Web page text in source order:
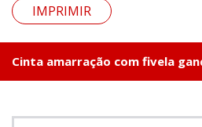
IMPRIMIR
Cinta amarração com fivela